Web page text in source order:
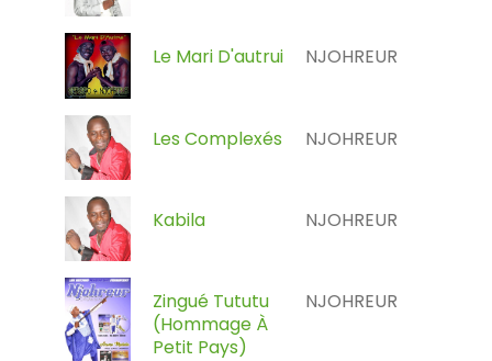
Le Mari D'autrui NJOHREUR
Les Complexés NJOHREUR
Kabila NJOHREUR
Zingué Tututu
(hommage À
Petit Pays)
NJOHREUR